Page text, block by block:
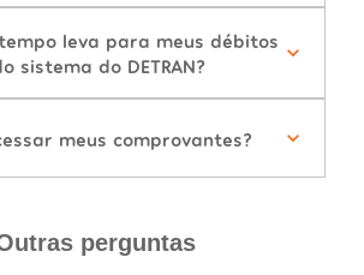
leva para meus débitos
sistema do DETRAN?
meus comprovantes?
perguntas